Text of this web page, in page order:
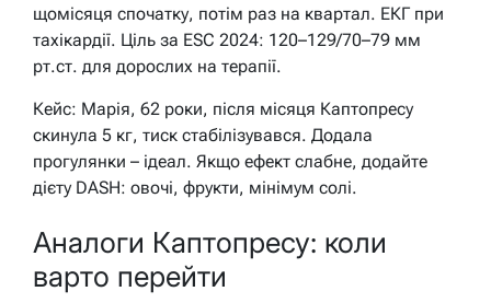
щомісяця спочатку, потім раз на квартал. ЕКГ при
тахікардії. Ціль за ESC 2024: 120–129/70–79 мм
рт.ст. для дорослих на терапії.
Кейс: Марія, 62 роки, після місяця Каптопресу
скинула 5 кг, тиск стабілізувався. Додала
прогулянки – ідеал. Якщо ефект слабне, додайте
дієту DASH: овочі, фрукти, мінімум солі.
Аналоги Каптопресу: коли
варто перейти